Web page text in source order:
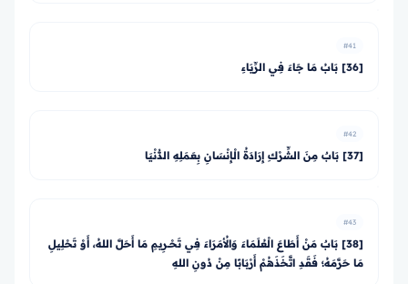
#41
[36] بَابُ مَا جَاءَ فِي الرِّيَاءِ
#42
[37] بَابٌ مِنَ الشِّرْكِ إِرَادَةُ الْإِنْسَانِ بِعَمَلِهِ الدُّنْيَا
#43
[38] بَابٌ مَنْ أَطَاعَ الْعُلَمَاءَ وَالأُمَرَاءَ فِي تَحْــرِيمِ مَا أَحَلَّ اللهُ، أَوْ تَحْلِيلِ
مَا حَرَّمَهُ؛ فَقَدِ اتَّخَذَهُمْ أَرْبَابًا مِنْ دُونِ اللهِ